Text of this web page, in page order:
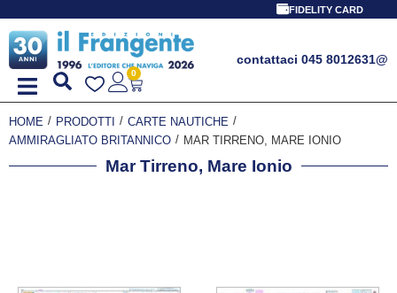
FIDELITY CARD
contattaci 045 8012631@
0
HOME / PRODOTTI / CARTE NAUTICHE /
AMMIRAGLIATO BRITANNICO / MAR TIRRENO, MARE IONIO
Mar Tirreno, Mare Ionio